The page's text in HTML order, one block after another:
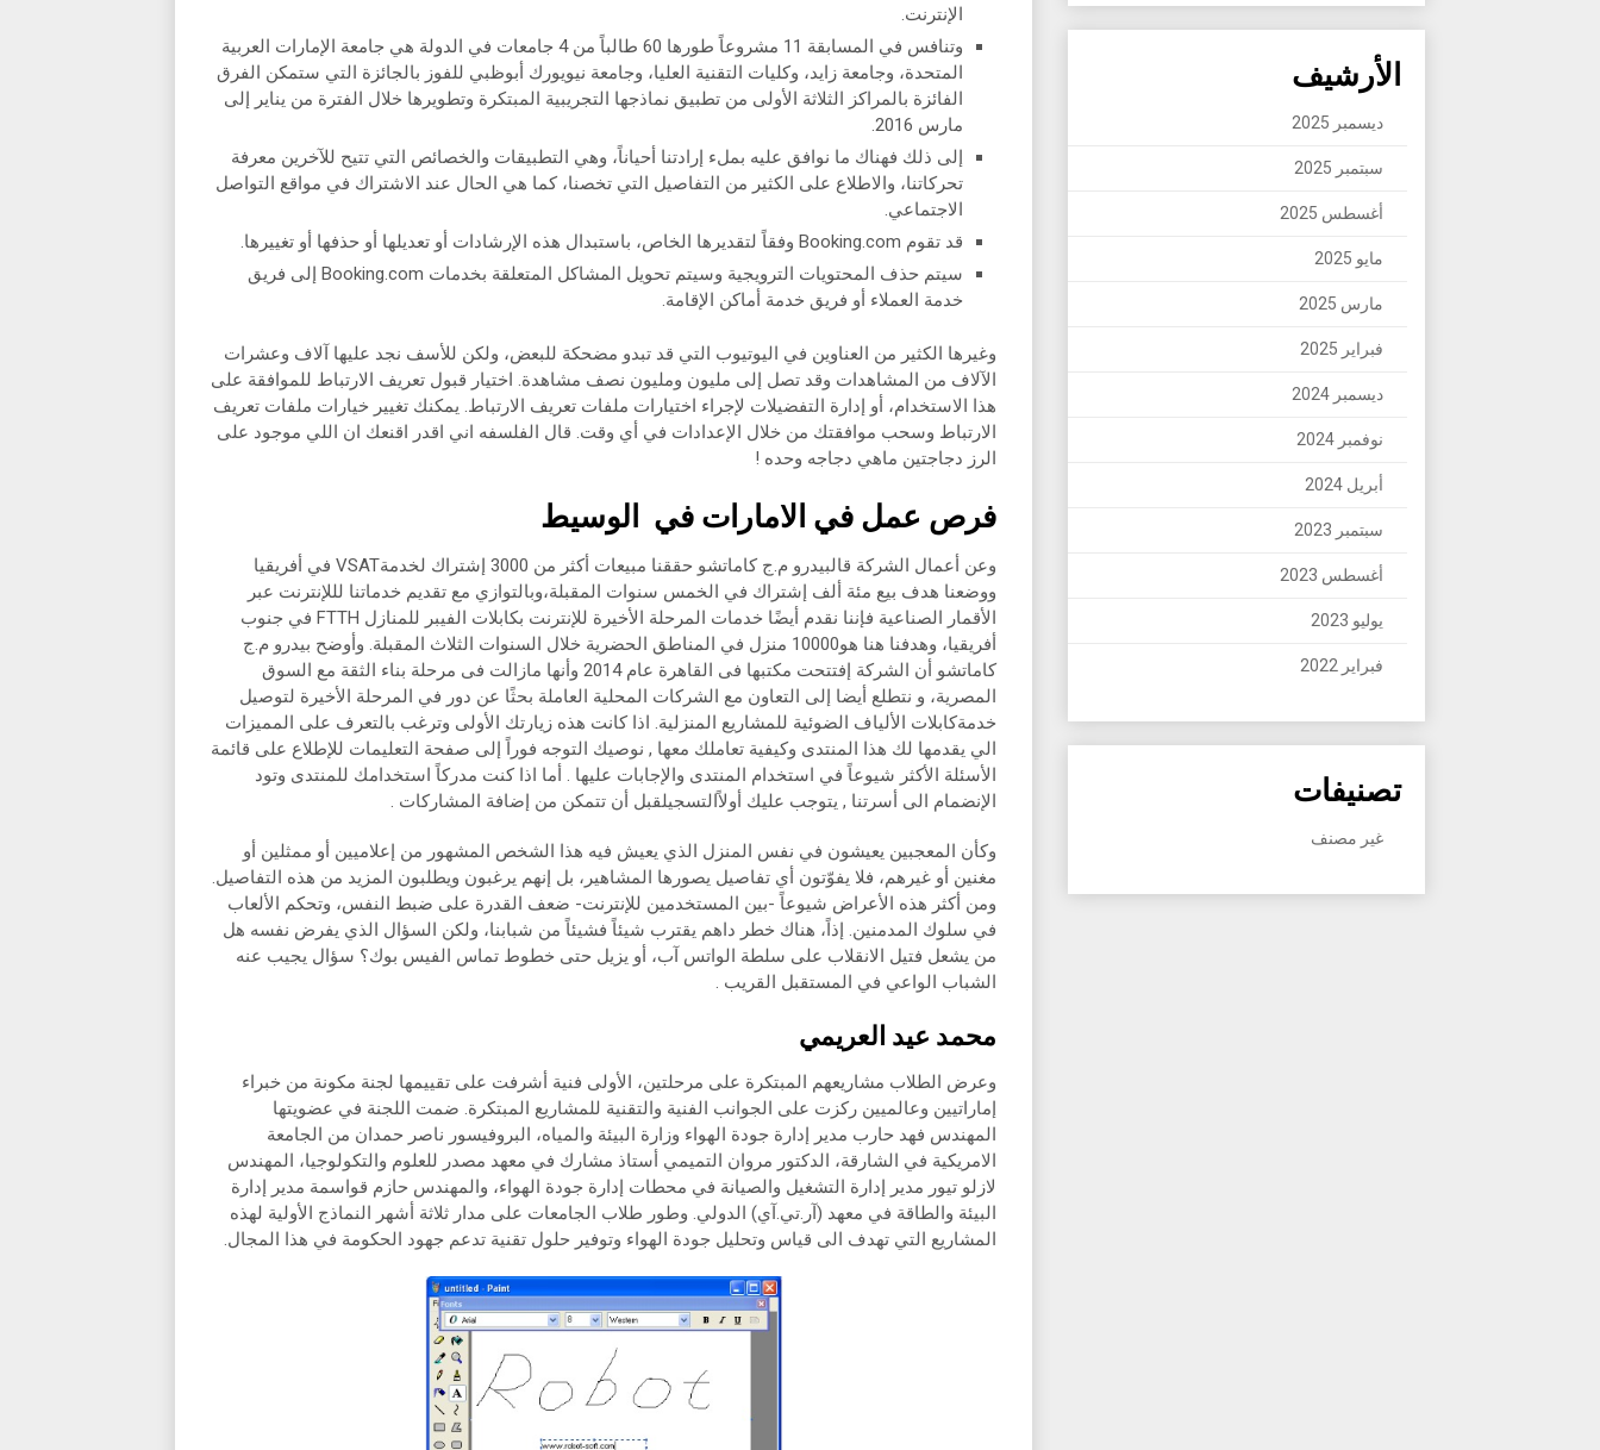
الإنترنت.
وتنافس في المسابقة 11 مشروعاً طورها 60 طالباً من 4 جامعات في الدولة هي جامعة الإمارات العربية
المتحدة، وجامعة زايد، وكليات التقنية العليا، وجامعة نيويورك أبوظبي للفوز بالجائزة التي ستمكن الفرق
الفائزة بالمراكز الثلاثة الأولى من تطبيق نماذجها التجريبية المبتكرة وتطويرها خلال الفترة من يناير إلى
مارس 2016.
إلى ذلك فهناك ما نوافق عليه بملء إرادتنا أحياناً، وهي التطبيقات والخصائص التي تتيح للآخرين معرفة
تحركاتنا، والاطلاع على الكثير من التفاصيل التي تخصنا، كما هي الحال عند الاشتراك في مواقع التواصل
الاجتماعي.
قد تقوم Booking.com وفقاً لتقديرها الخاص، باستبدال هذه الإرشادات أو تعديلها أو حذفها أو تغييرها.
سيتم حذف المحتويات الترويجية وسيتم تحويل المشاكل المتعلقة بخدمات Booking.com إلى فريق
خدمة العملاء أو فريق خدمة أماكن الإقامة.
وغيرها الكثير من العناوين في اليوتيوب التي قد تبدو مضحكة للبعض، ولكن للأسف نجد عليها آلاف وعشرات
الآلاف من المشاهدات وقد تصل إلى مليون ومليون نصف مشاهدة. اختيار قبول تعريف الارتباط للموافقة على
هذا الاستخدام، أو إدارة التفضيلات لإجراء اختيارات ملفات تعريف الارتباط. يمكنك تغيير خيارات ملفات تعريف
الارتباط وسحب موافقتك من خلال الإعدادات في أي وقت. قال الفلسفه اني اقدر اقنعك ان اللي موجود على
الرز دجاجتين ماهي دجاجه وحده !
فرص عمل في الامارات في الوسيط
وعن أعمال الشركة قالبيدرو م.ج كاماتشو حققنا مبيعات أكثر من 3000 إشتراك لخدمةVSAT في أفريقيا
ووضعنا هدف بيع مئة ألف إشتراك في الخمس سنوات المقبلة،وبالتوازي مع تقديم خدماتنا لللإنترنت عبر
الأقمار الصناعية فإننا نقدم أيضًا خدمات المرحلة الأخيرة للإنترنت بكابلات الفيبر للمنازل FTTH في جنوب
أفريقيا، وهدفنا هنا هو10000 منزل في المناطق الحضرية خلال السنوات الثلاث المقبلة. وأوضح بيدرو م.ج
كاماتشو أن الشركة إفتتحت مكتبها فى القاهرة عام 2014 وأنها مازالت فى مرحلة بناء الثقة مع السوق
المصرية، و نتطلع أيضا إلى التعاون مع الشركات المحلية العاملة بحثًا عن دور في المرحلة الأخيرة لتوصيل
خدمةكابلات الألياف الضوئية للمشاريع المنزلية. اذا كانت هذه زيارتك الأولى وترغب بالتعرف على المميزات
الي يقدمها لك هذا المنتدى وكيفية تعاملك معها , نوصيك التوجه فوراً إلى صفحة التعليمات للإطلاع على قائمة
الأسئلة الأكثر شيوعاً في استخدام المنتدى والإجابات عليها . أما اذا كنت مدركاً استخدامك للمنتدى وتود
الإنضمام الى أسرتنا , يتوجب عليك أولاًالتسجيلقبل أن تتمكن من إضافة المشاركات .
وكأن المعجبين يعيشون في نفس المنزل الذي يعيش فيه هذا الشخص المشهور من إعلاميين أو ممثلين أو
مغنين أو غيرهم، فلا يفوّتون أي تفاصيل يصورها المشاهير، بل إنهم يرغبون ويطلبون المزيد من هذه التفاصيل.
ومن أكثر هذه الأعراض شيوعاً -بين المستخدمين للإنترنت- ضعف القدرة على ضبط النفس، وتحكم الألعاب
في سلوك المدمنين. إذاً، هناك خطر داهم يقترب شيئاً فشيئاً من شبابنا، ولكن السؤال الذي يفرض نفسه هل
من يشعل فتيل الانقلاب على سلطة الواتس آب، أو يزيل حتى خطوط تماس الفيس بوك؟ سؤال يجيب عنه
الشباب الواعي في المستقبل القريب .
محمد عيد العريمي
وعرض الطلاب مشاريعهم المبتكرة على مرحلتين، الأولى فنية أشرفت على تقييمها لجنة مكونة من خبراء
إماراتيين وعالميين ركزت على الجوانب الفنية والتقنية للمشاريع المبتكرة. ضمت اللجنة في عضويتها
المهندس فهد حارب مدير إدارة جودة الهواء وزارة البيئة والمياه، البروفيسور ناصر حمدان من الجامعة
الامريكية في الشارقة، الدكتور مروان التميمي أستاذ مشارك في معهد مصدر للعلوم والتكولوجيا، المهندس
لازلو تيور مدير إدارة التشغيل والصيانة في محطات إدارة جودة الهواء، والمهندس حازم قواسمة مدير إدارة
البيئة والطاقة في معهد (آر.تي.آي) الدولي. وطور طلاب الجامعات على مدار ثلاثة أشهر النماذج الأولية لهذه
المشاريع التي تهدف الى قياس وتحليل جودة الهواء وتوفير حلول تقنية تدعم جهود الحكومة في هذا المجال.
الأرشيف
ديسمبر 2025
سبتمبر 2025
أغسطس 2025
مايو 2025
مارس 2025
فبراير 2025
ديسمبر 2024
نوفمبر 2024
أبريل 2024
سبتمبر 2023
أغسطس 2023
يوليو 2023
فبراير 2022
تصنيفات
غير مصنف